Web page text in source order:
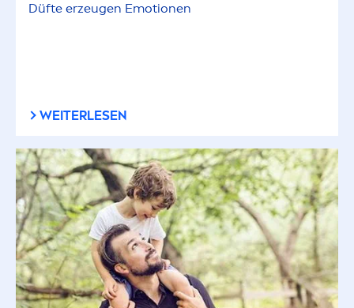
Düfte erzeugen Emotionen
WEITERLESEN